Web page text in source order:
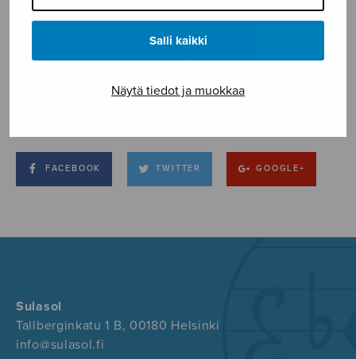
Salli kaikki
Näytä tiedot ja muokkaa
FACEBOOK TWITTER GOOGLE+
Sulasol
Tallberginkatu 1 B, 00180 Helsinki
info@sulasol.fi